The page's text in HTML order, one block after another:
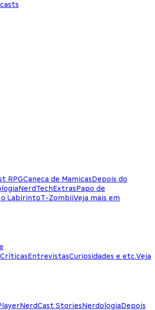
RPGCaneca de MamicasDepois do
NerdTechExtrasPapo de
o LabirintoT-ZombiiVeja mais em
CríticasEntrevistasCuriosidades e etc.Veja
NerdCast StoriesNerdologiaDepois